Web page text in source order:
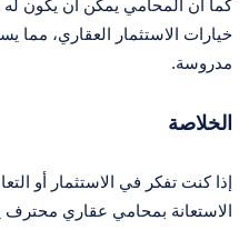
كما أن المحامي يمكن أن يكون
خيارات الاستثمار العقاري، مما
مدروسة.
الخلاصة
إذا كنت تفكر في الاستثمار أو
الاستعانة بمحامي عقاري